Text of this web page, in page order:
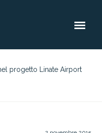
progetto Linate Airport